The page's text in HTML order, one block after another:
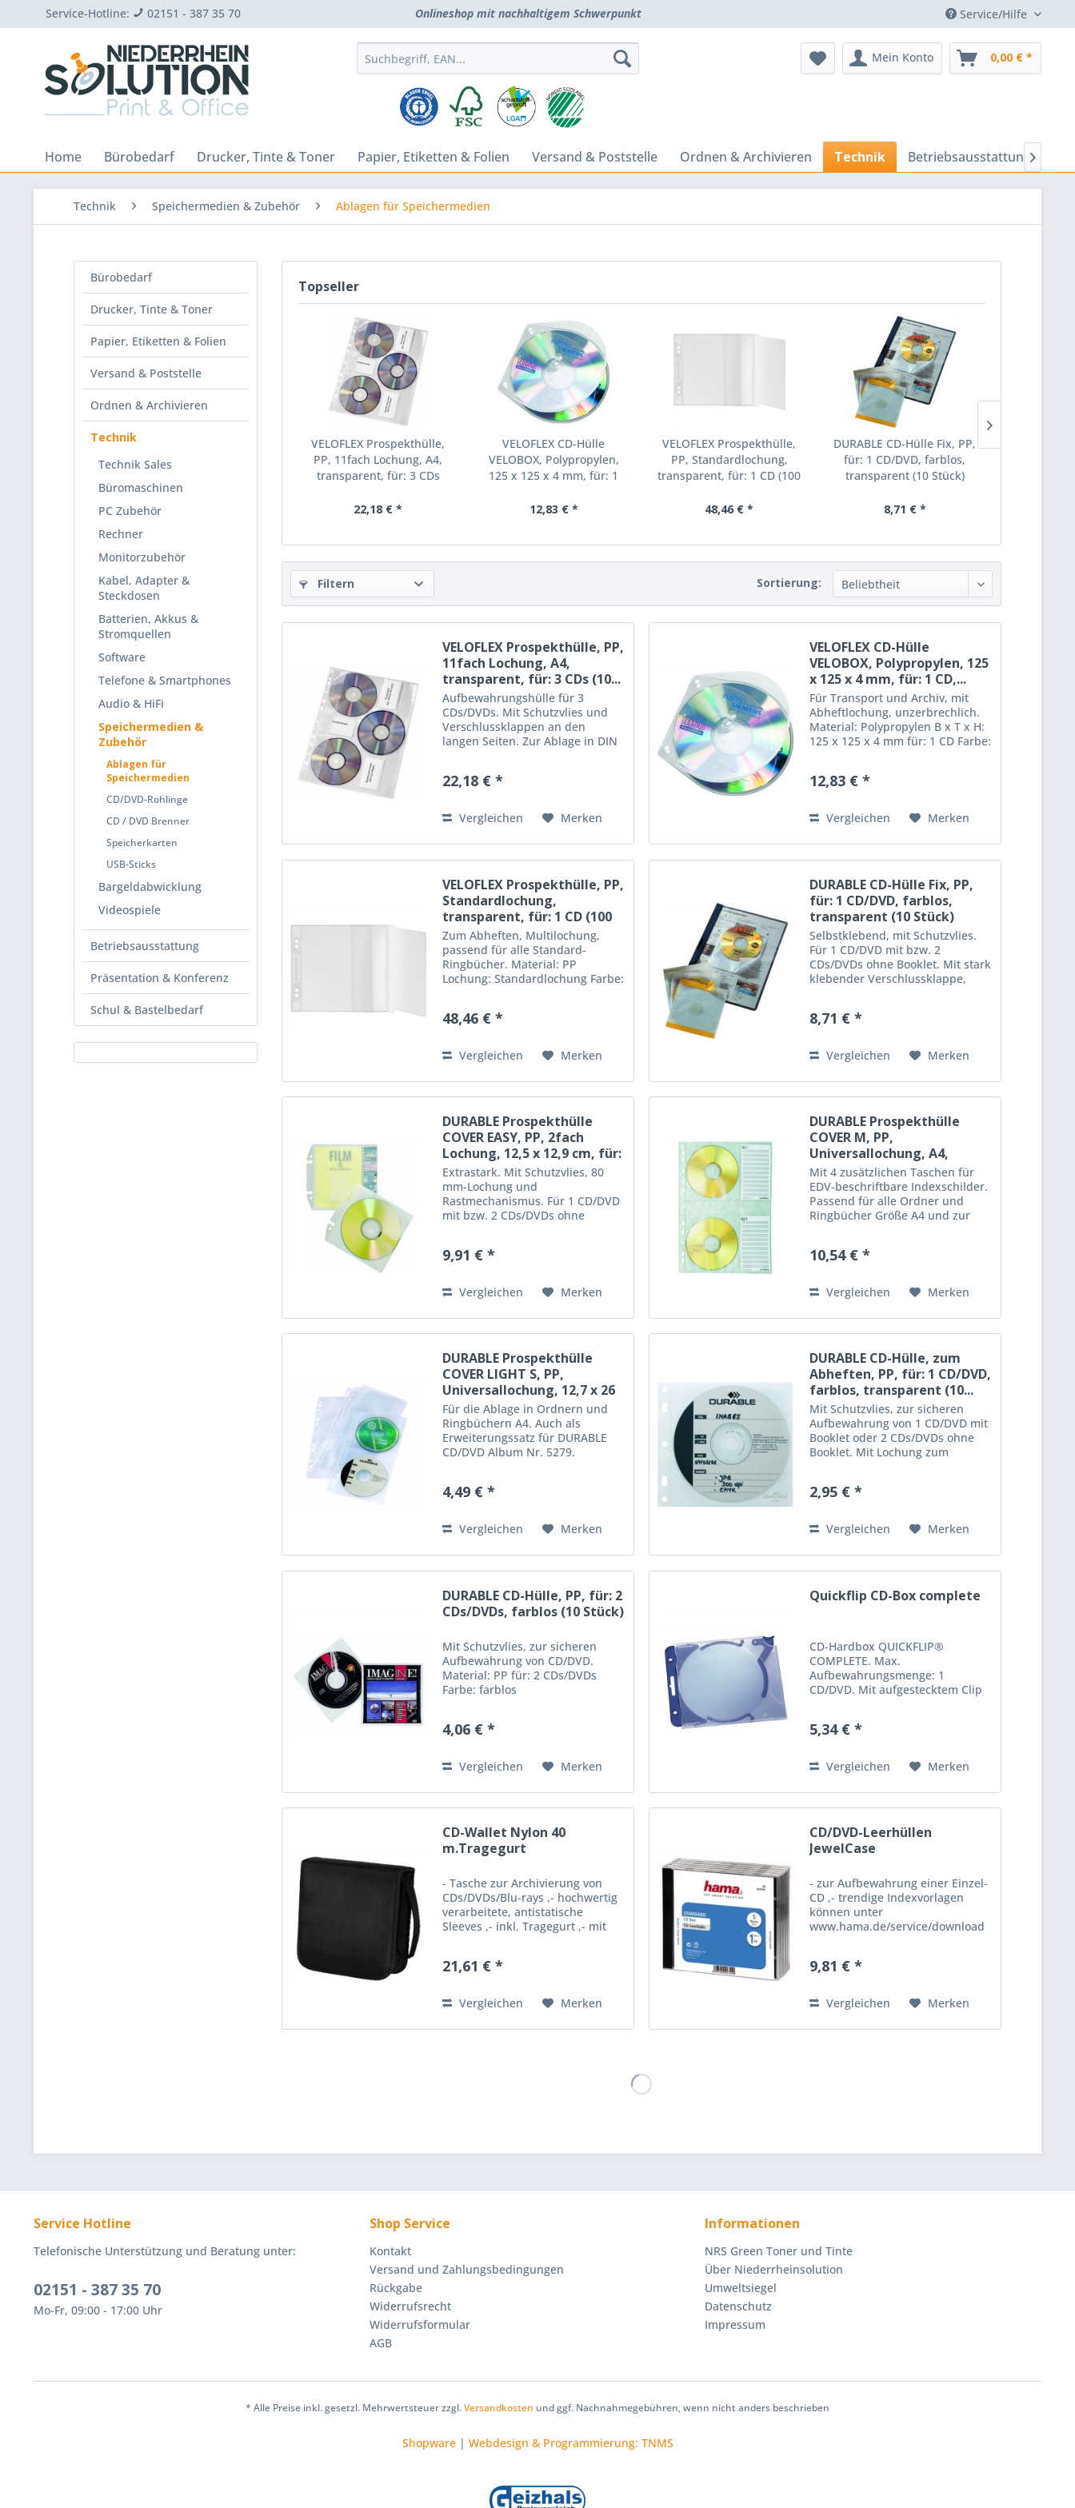
Service-Hotline: 02151 - 387 35 70 Onlineshop mit nachhaltigem Schwerpunkt Service/Hilfe
Mein Konto 0,00 € *
Home Bürobedarf Drucker, Tinte & Toner Papier, Etiketten & Folien Versand & Poststelle Ordnen & Archivieren Technik Betriebsausstattung
Technik Speichermedien & Zubehör Ablagen für Speichermedien
Bürobedarf
Drucker, Tinte & Toner
Papier, Etiketten & Folien
Versand & Poststelle
Ordnen & Archivieren
Technik
Technik Sales
Büromaschinen
PC Zubehör
Rechner
Monitorzubehör
Kabel, Adapter &
Steckdosen
Batterien, Akkus &
Stromquellen
Software
Telefone & Smartphones
Audio & HiFi
Speichermedien &
Zubehör
Ablagen für
Speichermedien
CD/DVD-Rohlinge
CD / DVD Brenner
Speicherkarten
USB-Sticks
Bargeldabwicklung
Videospiele
Betriebsausstattung
Präsentation & Konferenz
Schul & Bastelbedarf
Topseller
VELOFLEX Prospekthülle,
PP, 11fach Lochung, A4,
transparent, für: 3 CDs
22,18 € *
VELOFLEX CD-Hülle
VELOBOX, Polypropylen,
125 x 125 x 4 mm, für: 1
12,83 € *
VELOFLEX Prospekthülle,
PP, Standardlochung,
transparent, für: 1 CD (100
48,46 € *
DURABLE CD-Hülle Fix, PP,
für: 1 CD/DVD, farblos,
transparent (10 Stück)
8,71 € *
Filtern Sortierung:
VELOFLEX Prospekthülle, PP,
11fach Lochung, A4,
transparent, für: 3 CDs (10...
Aufbewahrungshülle für 3
CDs/DVDs. Mit Schutzvlies und
Verschlussklappen an den
langen Seiten. Zur Ablage in DIN
Lochung Format: A4 Farbe:
22,18 € *
Vergleichen Merken
VELOFLEX CD-Hülle
VELOBOX, Polypropylen, 125
x 125 x 4 mm, für: 1 CD,...
Für Transport und Archiv, mit
Abheftlochung, unzerbrechlich.
Material: Polypropylen B x T x H:
125 x 125 x 4 mm für: 1 CD Farbe:
12,83 € *
Vergleichen Merken
VELOFLEX Prospekthülle, PP,
Standardlochung,
transparent, für: 1 CD (100
Stück)
Zum Abheften, Multilochung,
passend für alle Standard-
Ringbücher. Material: PP
Lochung: Standardlochung Farbe:
48,46 € *
Vergleichen Merken
DURABLE CD-Hülle Fix, PP,
für: 1 CD/DVD, farblos,
transparent (10 Stück)
Selbstklebend, mit Schutzvlies.
Für 1 CD/DVD mit bzw. 2
CDs/DVDs ohne Booklet. Mit stark
klebender Verschlussklappe,
Transparenz: transparent
8,71 € *
Vergleichen Merken
DURABLE Prospekthülle
COVER EASY, PP, 2fach
Lochung, 12,5 x 12,9 cm, für:
1 -...
Extrastark. Mit Schutzvlies, 80
mm-Lochung und
Rastmechanismus. Für 1 CD/DVD
mit bzw. 2 CDs/DVDs ohne
Transporttasche CD/DVD Mobil
und Ringbüchern...
9,91 € *
Vergleichen Merken
DURABLE Prospekthülle
COVER M, PP,
Universallochung, A4,
farblos, für: 4 CDs...
Mit 4 zusätzlichen Taschen für
EDV-beschriftbare Indexschilder.
Passend für alle Ordner und
Ringbücher Größe A4 und zur
Material: PP Lochung:
Farbe:...
10,54 € *
Vergleichen Merken
DURABLE Prospekthülle
COVER LIGHT S, PP,
Universallochung, 12,7 x 26
cm,...
Für die Ablage in Ordnern und
Ringbüchern A4. Auch als
Erweiterungssatz für DURABLE
CD/DVD Album Nr. 5279.
26 cm Farbe: farblos für: 4 CDs
4,49 € *
Vergleichen Merken
DURABLE CD-Hülle, zum
Abheften, PP, für: 1 CD/DVD,
farblos, transparent (10...
Mit Schutzvlies, zur sicheren
Aufbewahrung von 1 CD/DVD mit
Booklet oder 2 CDs/DVDs ohne
Booklet. Mit Lochung zum
Material: PP für: 1 CD/DVD Farbe:
2,95 € *
Vergleichen Merken
DURABLE CD-Hülle, PP, für: 2
CDs/DVDs, farblos (10 Stück)
Mit Schutzvlies, zur sicheren
Aufbewahrung von CD/DVD.
Material: PP für: 2 CDs/DVDs
Farbe: farblos
4,06 € *
Vergleichen Merken
Quickflip CD-Box complete
CD-Hardbox QUICKFLIP®
COMPLETE. Max.
Aufbewahrungsmenge: 1
CD/DVD. Mit aufgestecktem Clip
und aus dem Ringbuch
Mechanik öffnen zu müssen, CD
berührt...
5,34 € *
Vergleichen Merken
CD-Wallet Nylon 40
m.Tragegurt
- Tasche zur Archivierung von
CDs/DVDs/Blu-rays ,- hochwertig
verarbeitete, antistatische
Sleeves ,- inkl. Tragegurt ,- mit
Transport - Ausführung: Tasche ,-
21,61 € *
Vergleichen Merken
CD/DVD-Leerhüllen
JewelCase
- zur Aufbewahrung einer Einzel-
CD ,- trendige Indexvorlagen
können unter
www.hama.de/service/download
oder zu Bruch gegangene
Leerhülle ,- Material:...
9,81 € *
Vergleichen Merken
Service Hotline
Telefonische Unterstützung und Beratung unter:
02151 - 387 35 70
Mo-Fr, 09:00 - 17:00 Uhr
Shop Service
Kontakt
Versand und Zahlungsbedingungen
Rückgabe
Widerrufsrecht
Widerrufsformular
AGB
Informationen
NRS Green Toner und Tinte
Über Niederrheinsolution
Umweltsiegel
Datenschutz
Impressum
* Alle Preise inkl. gesetzl. Mehrwertsteuer zzgl.Versandkosten und ggf. Nachnahmegebühren, wenn nicht anders beschrieben
Shopware| Webdesign & Programmierung: TNMS